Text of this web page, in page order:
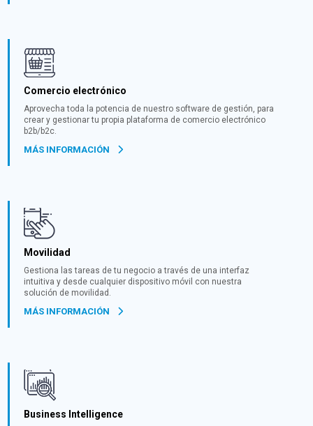
Comercio electrónico
Aprovecha toda la potencia de nuestro software de gestión, para
crear y gestionar tu propia plataforma de comercio electrónico
b2b/b2c.
MÁS INFORMACIÓN
Movilidad
Gestiona las tareas de tu negocio a través de una interfaz
intuitiva y desde cualquier dispositivo móvil con nuestra
solución de movilidad.
MÁS INFORMACIÓN
Business Intelligence